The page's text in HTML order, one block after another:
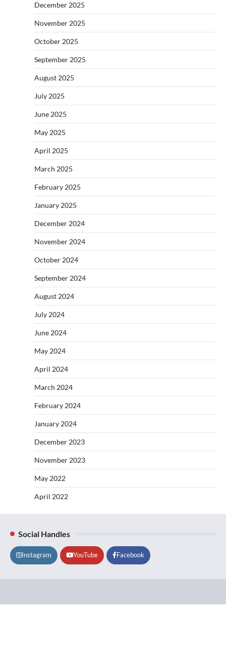
December 2025
November 2025
October 2025
September 2025
August 2025
July 2025
June 2025
May 2025
April 2025
March 2025
February 2025
January 2025
December 2024
November 2024
October 2024
September 2024
August 2024
July 2024
June 2024
May 2024
April 2024
March 2024
February 2024
January 2024
December 2023
November 2023
May 2022
April 2022
Social Handles
Instagram YouTube Facebook